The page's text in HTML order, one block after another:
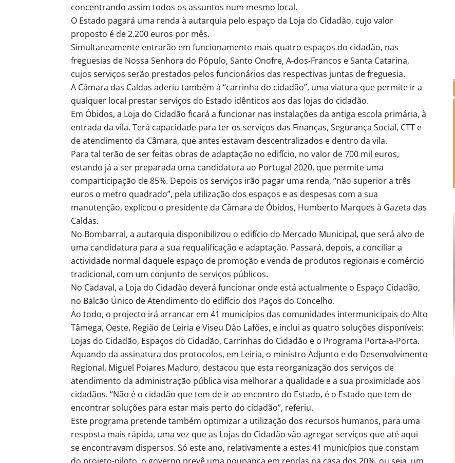
concentrando assim todos os assuntos num mesmo local.
O Estado pagará uma renda à autarquia pelo espaço da Loja do Cidadão, cujo valor
proposto é de 2.200 euros por mês.
Simultaneamente entrarão em funcionamento mais quatro espaços do cidadão, nas
freguesias de Nossa Senhora do Pópulo, Santo Onofre, A-dos-Francos e Santa Catarina,
cujos serviços serão prestados pelos funcionários das respectivas juntas de freguesia.
A Câmara das Caldas aderiu também à “carrinha do cidadão”, uma viatura que permite ir a
qualquer local prestar serviços do Estado idênticos aos das lojas do cidadão.
Em Óbidos, a Loja do Cidadão ficará a funcionar nas instalações da antiga escola primária, à
entrada da vila. Terá capacidade para ter os serviços das Finanças, Segurança Social, CTT e
de atendimento da Câmara, que antes estavam descentralizados e dentro da vila.
Para tal terão de ser feitas obras de adaptação no edifício, no valor de 700 mil euros,
estando já a ser preparada uma candidatura ao Portugal 2020, que permite uma
comparticipação de 85%. Depois os serviços irão pagar uma renda, “não superior a três
euros o metro quadrado”, pela utilização dos espaços e as despesas com a sua
manutenção, explicou o presidente da Câmara de Óbidos, Humberto Marques à Gazeta das
Caldas.
No Bombarral, a autarquia disponibilizou o edifício do Mercado Municipal, que será alvo de
uma candidatura para a sua requalificação e adaptação. Passará, depois, a conciliar a
actividade normal daquele espaço de promoção e venda de produtos regionais e comércio
tradicional, com um conjunto de serviços públicos.
No Cadaval, a Loja do Cidadão deverá funcionar onde está actualmente o Espaço Cidadão,
no Balcão Único de Atendimento do edifício dos Paços do Concelho.
Ao todo, o projecto irá arrancar em 41 municípios das comunidades intermunicipais do Alto
Tâmega, Oeste, Região de Leiria e Viseu Dão Lafões, e inclui as quatro soluções disponíveis:
Lojas do Cidadão, Espaços do Cidadão, Carrinhas do Cidadão e o Programa Porta-a-Porta.
Aquando da assinatura dos protocolos, em Leiria, o ministro Adjunto e do Desenvolvimento
Regional, Miguel Poiares Maduro, destacou que esta reorganização dos serviços de
atendimento da administração pública visa melhorar a qualidade e a sua proximidade aos
cidadãos. “Não é o cidadão que tem de ir ao encontro do Estado, é o Estado que tem de
encontrar soluções para estar mais perto do cidadão”, referiu.
Este programa pretende também optimizar a utilização dos recursos humanos, para uma
resposta mais rápida, uma vez que as Lojas do Cidadão vão agregar serviços que até aqui
se encontravam dispersos. Só este ano, relativamente a estes 41 municípios que constam